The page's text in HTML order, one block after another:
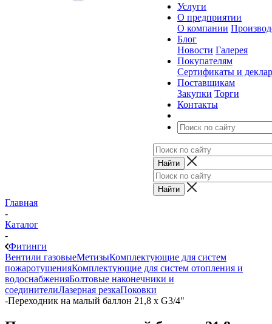
Услуги
О предприятии
О компании
Блог
Новости Галерея
Покупателям
Сертификаты и
Поставщикам
Закупки Торги
Контакты
Главная
-
Каталог
-
Фитинги
Вентили газовыеМетизыКомплектующие для систем
пожаротушенияКомплектующие для систем отопления и
водоснабженияБолтовые наконечники и
соединителиЛазерная резкаПоковки
-Переходник на малый баллон 21,8 х G3/4"